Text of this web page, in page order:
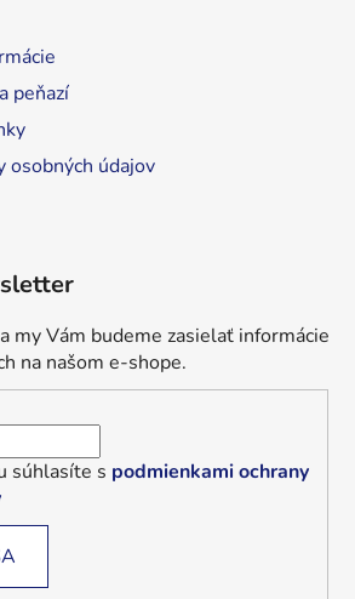
peňazí
osobných údajov
my Vám budeme zasielať informácie
na našom e-shope.
súhlasíte s podmienkami ochrany